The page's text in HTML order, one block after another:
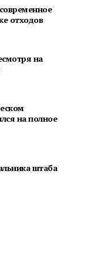
отходов
на
на полное
штаба